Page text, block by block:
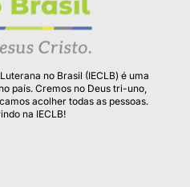
no Brasil (IECLB) é uma
país. Cremos no Deus tri-uno,
acolher todas as pessoas.
na IECLB!